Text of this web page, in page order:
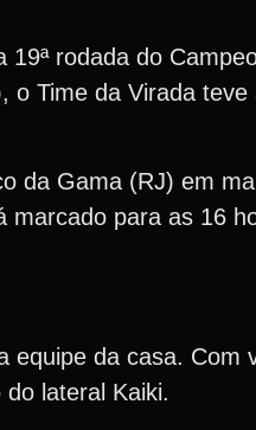
rodada do
o Time da Virada teve
da Gama (RJ) em
marcado para as 16
equipe da casa. Com
lateral Kaiki.